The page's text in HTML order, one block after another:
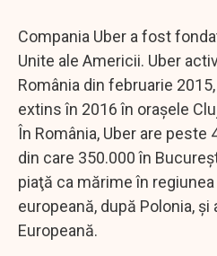
Compania Uber a fost
Unite ale Americii. Uber
România din februarie
extins în 2016 în oraşele
În România, Uber are peste
din care 350.000 în
piaţă ca mărime în
europeană, după Polonia, şi
Europeană.